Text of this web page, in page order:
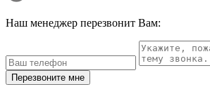
Наш менеджер перезвонит Вам:
Перезвоните мне